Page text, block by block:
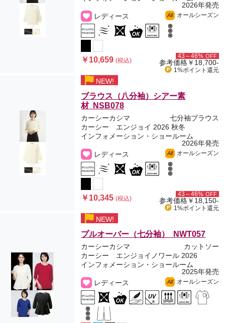
2026年発売
レディース
All オールシーズン
￥10,659(税込)
43～46% OFF
参考価格￥18,700-
1%ポイント 還元
NEW!
ブラウス（八分袖）シアー素
材 NSB078
カーシーカシマ
七分袖ブラウス
カーシー エンジョイ 2026 秋冬
インフォメーション・ショールーム
2026年発売
レディース
All オールシーズン
￥10,345(税込)
43～46% OFF
参考価格￥18,150-
1%ポイント 還元
NEW!
プルオーバー（七分袖） NWT057
カーシーカシマ
カットソー
カーシー エンジョイノワール 2026
インフォメーション・ショールーム
2025年発売
レディース
All オールシーズン